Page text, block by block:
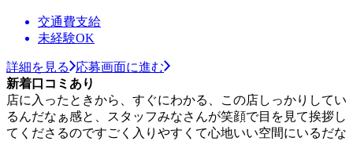
交通費支給
未経験OK
詳細を見る
応募画面に進む
新着口コミあり
店に入ったときから、すぐにわかる、この店しっかりしてい
るんだなぁ感と、スタッフみなさんが笑顔で目を見て挨拶し
てくださるのですごく入りやすくて心地いい空間にいるだな